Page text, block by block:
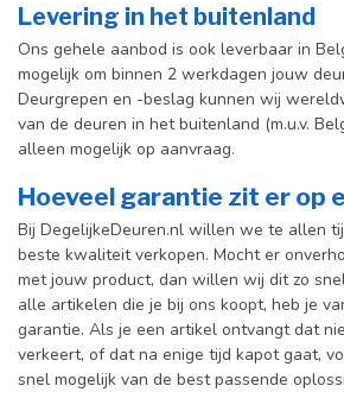
Levering in het buitenland
Ons gehele aanbod is ook leverbaar in
mogelijk om binnen 2 werkdagen jouw
Deurgrepen en -beslag kunnen wij
van de deuren in het buitenland (m.u.v.
alleen mogelijk op aanvraag.
Hoeveel garantie zit er op
Bij DegelijkeDeuren.nl willen we te allen
beste kwaliteit verkopen. Mocht er
met jouw product, dan willen wij dit zo
alle artikelen die je bij ons koopt, heb je
garantie. Als je een artikel ontvangt dat
verkeert, of dat na enige tijd kapot gaat,
snel mogelijk van de best passende